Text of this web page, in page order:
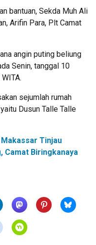
bantuan, Sekda Muh Ali
Arifin Para, Plt Camat
angin puting beliung
Senin, tanggal 10
sejumlah rumah
Dusun Talle Talle
Tinjau
Camat Biringkanaya